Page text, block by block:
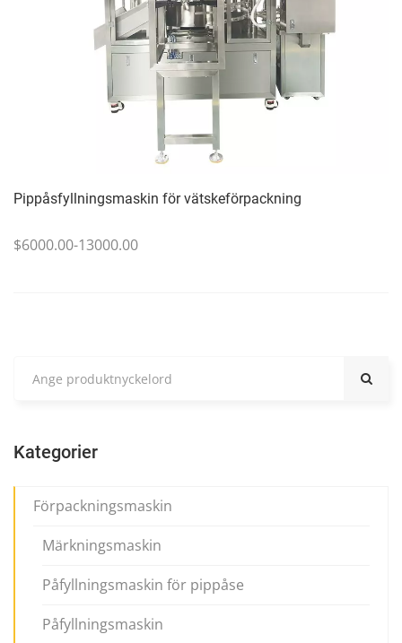
Pippåsfyllningsmaskin för vätskeförpackning
$6000.00-13000.00
Kategorier
Förpackningsmaskin
Märkningsmaskin
Påfyllningsmaskin för pippåse
Påfyllningsmaskin